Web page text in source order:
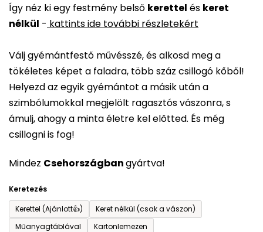
Így néz ki egy festmény belső kerettel és keret
nélkül - kattints ide további részletekért
Válj gyémántfestő művésszé, és alkosd meg a
tökéletes képet a faladra, több száz csillogó kőből!
Helyezd az egyik gyémántot a másik után a
szimbólumokkal megjelölt ragasztós vászonra, s
ámulj, ahogy a minta életre kel előtted. És még
csillogni is fog!
Mindez Csehországbangyártva!
Keretezés
Kerettel (Ajánlott👍)
Keret nélkül (csak a vászon)
Műanyagtáblával
Kartonlemezen
átlagos
értékelése
ből
0,0
csillag.